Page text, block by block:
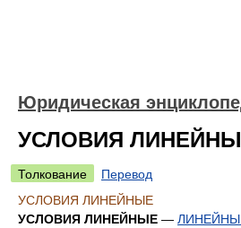
Юридическая
УСЛОВИЯ
Толкование
Перевод
УСЛОВИЯ ЛИНЕЙНЫЕ
УСЛОВИЯ ЛИНЕЙНЫЕ —